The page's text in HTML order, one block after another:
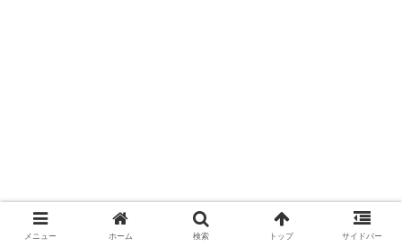
メニュー ホーム 検索 トップ サイドバー